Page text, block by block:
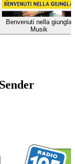
Benvenuti nella giungla
Musik